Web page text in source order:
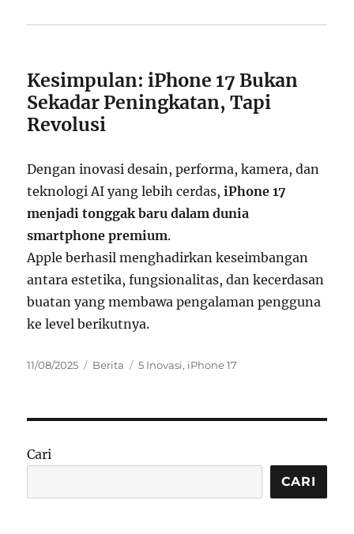
Kesimpulan: iPhone 17 Bukan
Sekadar Peningkatan, Tapi
Revolusi
Dengan inovasi desain, performa, kamera, dan
teknologi AI yang lebih cerdas,iPhone 17
menjadi tonggak baru dalam dunia
smartphone premium.
Apple berhasil menghadirkan keseimbangan
antara estetika, fungsionalitas, dan kecerdasan
buatan yang membawa pengalaman pengguna
ke level berikutnya.
Posted
11/08/2025 Categories
Berita Tags
5 Inovasi, iPhone 17
Cari
CARI